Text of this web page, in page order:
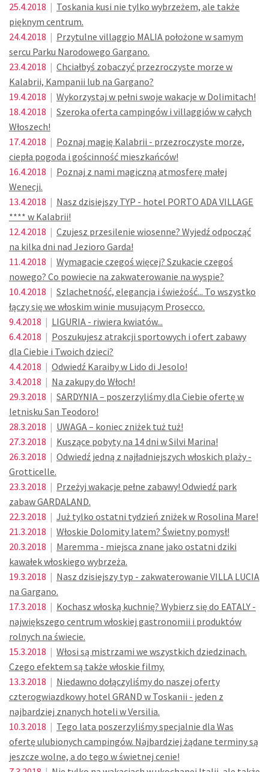
25.4.2018 | Toskania kusi nie tylko wybrzeżem, ale także
pięknym centrum.
24.4.2018 | Przytulne villaggio MALIA położone w samym
sercu Parku Narodowego Gargano.
23.4.2018 | Chciałbyś zobaczyć przezroczyste morze w
Kalabrii, Kampanii lub na Gargano?
19.4.2018 | Wykorzystaj w pełni swoje wakacje w Dolimitach!
18.4.2018 | Szeroka oferta campingów i villaggiów w całych
Włoszech!
17.4.2018 | Poznaj magię Kalabrii - przezroczyste morze,
ciepła pogoda i gościnność mieszkańców!
16.4.2018 | Poznaj z nami magiczną atmosferę małej
Wenecji.
13.4.2018 | Nasz dzisiejszy TYP - hotel PORTO ADA VILLAGE
**** w Kalabrii!
12.4.2018 | Czujesz przesilenie wiosenne? Wyjedź odpocząć
na kilka dni nad Jezioro Garda!
11.4.2018 | Wymagacie czegoś więcej? Szukacie czegoś
nowego? Co powiecie na zakwaterowanie na wyspie?
10.4.2018 | Szlachetność, elegancja i świeżość... To wszystko
łączy się we włoskim winie musującym Prosecco.
9.4.2018 | LIGURIA - riwiera kwiatów...
6.4.2018 | Poszukujesz atrakcji sportowych i ofert zabawy
dla Ciebie i Twoich dzieci?
4.4.2018 | Odwiedź Karaiby w Lido di Jesolo!
3.4.2018 | Na zakupy do Włoch!
29.3.2018 | SARDYNIA – poszerzyliśmy dla Ciebie ofertę w
letnisku San Teodoro!
28.3.2018 | UWAGA – koniec zniżek tuż tuż!
27.3.2018 | Kuszące pobyty na 14 dni w Silvi Marina!
26.3.2018 | Odwiedź jedną z najładniejszych włoskich plaży -
Grotticelle.
23.3.2018 | Przeżyj wakacje pełne zabawy! Odwiedź park
zabaw GARDALAND.
22.3.2018 | Już tylko ostatni tydzień zniżek w Rosolina Mare!
21.3.2018 | Włoskie Dolomity latem? Świetny pomysł!
20.3.2018 | Maremma - miejsca znane jako ostatni dziki
kawałek włoskiego wybrzeża.
19.3.2018 | Nasz dzisiejszy typ - zakwaterowanie VILLA LUCIA
na Gargano.
17.3.2018 | Kochasz włoską kuchnię? Wybierz się do EATALY -
największego centrum włoskiej gastronomii i produktów
rolnych na świecie.
15.3.2018 | Włosi są mistrzami we wszystkich dziedzinach.
Czego efektem są także włoskie filmy.
13.3.2018 | Niedawno dołączyliśmy do naszej oferty
czterogwiazdkowy hotel GRAND w Toskanii - jeden z
najbardziej znanych hoteli w Versilia.
10.3.2018 | Tego lata poszerzyliśmy specjalnie dla Was
ofertę ulubionych campingów. Najbardziej żądane terminy są
jeszcze wolne, a do tego w świetnej cenie!